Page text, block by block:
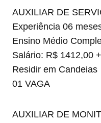
AUXILIAR DE
Experiência 06
Ensino Médio
Salário: R$ 1412,00
Residir em Candeias
01 VAGA
AUXILIAR DE